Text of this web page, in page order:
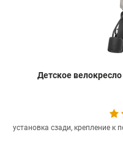
Детское
установка сзади, крепление к